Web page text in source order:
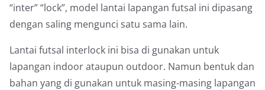
“inter” “lock”, model lantai lapangan futsal ini dipasang
dengan saling mengunci satu sama lain.
Lantai futsal interlock ini bisa di gunakan untuk
lapangan indoor ataupun outdoor. Namun bentuk dan
bahan yang di gunakan untuk masing-masing lapangan